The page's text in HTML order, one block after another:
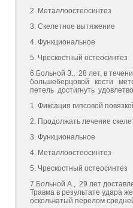
2. Металлоостеосинтез
3. Скелетное вытяжение
4. Функциональное
5. Чрескостный остеосинтез
6.Больной З., 28 лет, в
большеберцовой кости
петель достигнуть
1. Фиксация гипсовой
2. Продолжать лечение
3. Функциональное
4. Металлоостеосинтез
5. Чрескостный остеосинтез
7.Больной А., 29 лет
Травма в результате удара
оскольчатый перелом